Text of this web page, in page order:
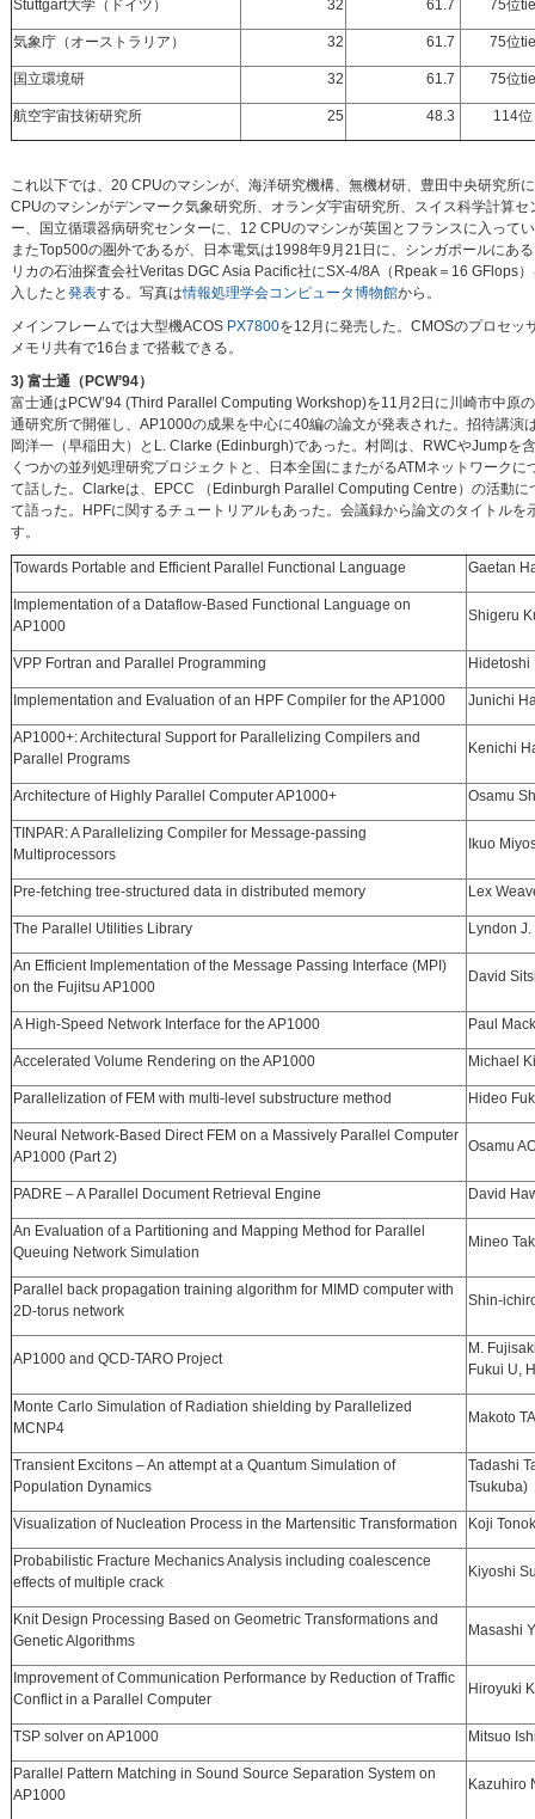
Stuttgart大学（ドイツ） 32 61.7 75位tie
気象庁（オーストラリア） 32 61.7 75位tie
国立環境研 32 61.7 75位tie
航空宇宙技術研究所 25 48.3 114位
これ以下では、20 CPUのマシンが、海洋研究機構、無機材研、豊田中央研究所
CPUのマシンがデンマーク気象研究所、オランダ宇宙研究所、スイス科学計算セ
ー、国立循環器病研究センターに、12 CPUのマシンが英国とフランスに入って
またTop500の圏外であるが、日本電気は1998年9月21日に、シンガポールにあ
リカの石油探査会社Veritas DGC Asia Pacific社にSX-4/8A（Rpeak＝16 GFlops
入したと 発表する。写真は情報処理学会コンピュータ博物館から。
メインフレームでは大型機ACOS PX7800を12月に発売した。CMOSのプロセッ
メモリ共有で16台まで搭載できる。
3) 富士通（PCW’94）
富士通はPCW’94 (Third Parallel Computing Workshop)を11月2日に川崎市中原
通研究所で開催し、AP1000の成果を中心に40編の論文が発表された。招待講演
岡洋一（早稲田大）とL. Clarke (Edinburgh)であった。村岡は、RWCやJumpを
くつかの並列処理研究プロジェクトと、日本全国にまたがるATMネットワークに
て話した。Clarkeは、EPCC （Edinburgh Parallel Computing Centre）の活動に
て語った。HPFに関するチュートリアルもあった。会議録から論文のタイトルを
す。
Towards Portable and Efficient Parallel Functional Language Gaetan
Implementation of a Dataflow-Based Functional Language on
AP1000
Shigeru
VPP Fortran and Parallel Programming Hidetoshi
Implementation and Evaluation of an HPF Compiler for the AP1000 Junichi
AP1000+: Architectural Support for Parallelizing Compilers and
Parallel Programs
Kenichi
Architecture of Highly Parallel Computer AP1000+ Osamu
TINPAR: A Parallelizing Compiler for Message-passing
Multiprocessors
Ikuo
Pre-fetching tree-structured data in distributed memory Lex
The Parallel Utilities Library Lyndon
An Efficient Implementation of the Message Passing Interface (MPI)
on the Fujitsu AP1000
David
A High-Speed Network Interface for the AP1000 Paul
Accelerated Volume Rendering on the AP1000 Michael
Parallelization of FEM with multi-level substructure method Hideo
Neural Network-Based Direct FEM on a Massively Parallel Computer
AP1000 (Part 2)
Osamu
PADRE – A Parallel Document Retrieval Engine David
An Evaluation of a Partitioning and Mapping Method for Parallel
Queuing Network Simulation
Mineo
Parallel back propagation training algorithm for MIMD computer with
2D-torus network
Shin-
AP1000 and QCD-TARO Project
M.
Fukui U,
Monte Carlo Simulation of Radiation shielding by Parallelized
MCNP4
Makoto
Transient Excitons – An attempt at a Quantum Simulation of
Population Dynamics
Tadashi
Tsukuba)
Visualization of Nucleation Process in the Martensitic Transformation Koji
Probabilistic Fracture Mechanics Analysis including coalescence
effects of multiple crack
Kiyoshi
Knit Design Processing Based on Geometric Transformations and
Genetic Algorithms
Masashi
Improvement of Communication Performance by Reduction of Traffic
Conflict in a Parallel Computer
Hiroyuki
TSP solver on AP1000 Mitsuo
Parallel Pattern Matching in Sound Source Separation System on
AP1000
Kazuhiro